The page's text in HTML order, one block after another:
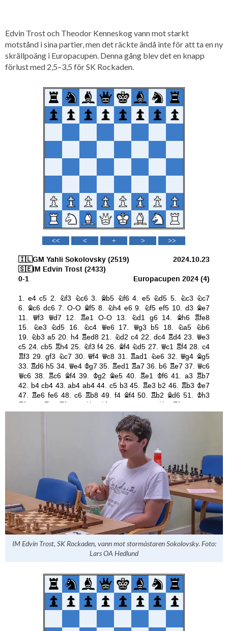
Edvin Trost och Theodor Kenneskog vann mot starkt
motstånd i sina partier, men det räckte ändå inte för att ta en ny
skrällpoäng i Europacupen. Denna gång blev det en knapp
förlust med 2,5–3,5 för SK Rockaden.
IM Edvin Trost, SK Rockaden, vann mot stormästaren Sokolovsky. Foto:
Lars OA Hedlund